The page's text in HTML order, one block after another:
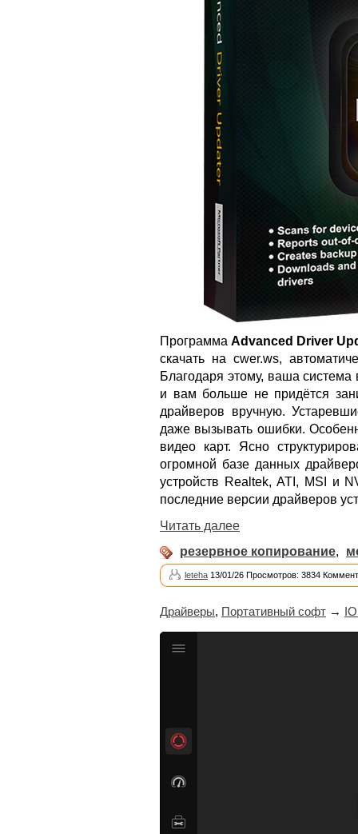
ПрограммаAdvanced Driver
скачать на cwer.ws,
Благодаря этому, ваша
и вам больше не придётся
драйверов вручную.
даже вызывать ошибки.
видео карт. Ясно
огромной базе данных
устройств Realtek, ATI, MSI и
последние версии драйверов
Читать далее
резервное копирование,
leteha 13/01/26 Просмотров: 3834
Драйверы, Портативный софт →